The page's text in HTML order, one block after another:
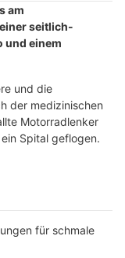
am
seitlich-
und einem
und die
der medizinischen
Motorradlenker
Spital geflogen.